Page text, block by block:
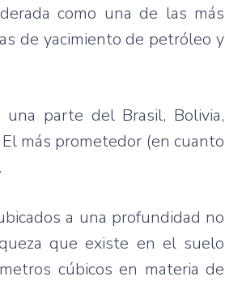
como una de las más
de yacimiento de petróleo y
parte del Brasil, Bolivia,
más prometedor (en cuanto
a una profundidad no
que existe en el suelo
cúbicos en materia de